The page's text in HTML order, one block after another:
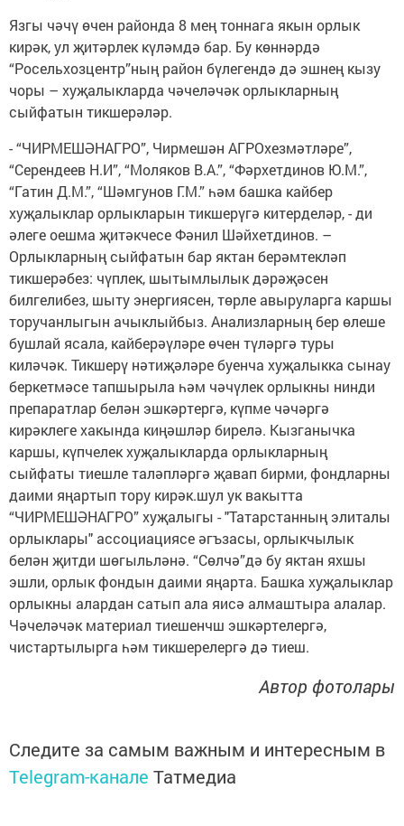
Язгы чәчү өчен районда 8 мең тоннага якын орлык
кирәк, ул җитәрлек күләмдә бар. Бу көннәрдә
“Росельхозцентр”ның район бүлегендә дә эшнең кызу
чоры – хуҗалыкларда чәчеләчәк орлыкларның
сыйфатын тикшерәләр.
- “ЧИРМЕШӘНАГРО”, Чирмешән АГРОхезмәтләре”,
“Серендеев Н.И”, “Моляков В.А.”, “Фәрхетдинов Ю.М.”,
“Гатин Д.М.”, “Шәмгунов Г.М.” һәм башка кайбер
хуҗалыклар орлыкларын тикшерүгә китерделәр, - ди
әлеге оешма җитәкчесе Фәнил Шәйхетдинов. –
Орлыкларның сыйфатын бар яктан берәмтекләп
тикшерәбез: чүплек, шытымлылык дәрәҗәсен
билгелибез, шыту энергиясен, төрле авыруларга каршы
торучанлыгын ачыклыйбыз. Анализларның бер өлеше
бушлай ясала, кайберәүләре өчен түләргә туры
киләчәк. Тикшерү нәтиҗәләре буенча хуҗалыкка сынау
беркетмәсе тапшырыла һәм чәчүлек орлыкны нинди
препаратлар белән эшкәртергә, күпме чәчәргә
кирәклеге хакында киңәшләр бирелә. Кызганычка
каршы, күпчелек хуҗалыкларда орлыкларның
сыйфаты тиешле таләпләргә җавап бирми, фондларны
даими яңартып тору кирәк.шул ук вакытта
“ЧИРМЕШӘНАГРО” хуҗалыгы - "Татарстанның элиталы
орлыклары" ассоциациясе әгъзасы, орлыкчылык
белән җитди шөгыльләнә. “Сөлчә”дә бу яктан яхшы
эшли, орлык фондын даими яңарта. Башка хуҗалыклар
орлыкны алардан сатып ала яисә алмаштыра алалар.
Чәчеләчәк материал тиешенчш эшкәртелергә,
чистартылырга һәм тикшерелергә дә тиеш.
Автор фотолары
Следите за самым важным и интересным в
Telegram-канале Татмедиа